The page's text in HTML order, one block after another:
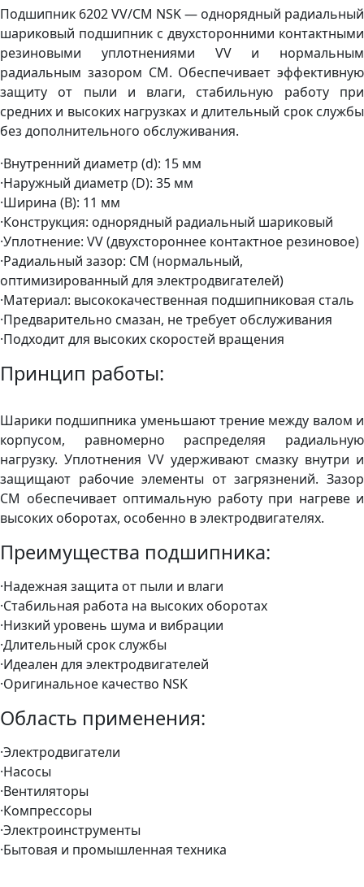
Подшипник 6202 VV/CM NSK — однорядный радиальный
шариковый подшипник с двухсторонними контактными
резиновыми уплотнениями VV и нормальным
радиальным зазором CM. Обеспечивает эффективную
защиту от пыли и влаги, стабильную работу при
средних и высоких нагрузках и длительный срок службы
без дополнительного обслуживания.
·Внутренний диаметр (d): 15 мм
·Наружный диаметр (D): 35 мм
·Ширина (B): 11 мм
·Конструкция: однорядный радиальный шариковый
·Уплотнение: VV (двухстороннее контактное резиновое)
·Радиальный зазор: CM (нормальный,
оптимизированный для электродвигателей)
·Материал: высококачественная подшипниковая сталь
·Предварительно смазан, не требует обслуживания
·Подходит для высоких скоростей вращения
Принцип работы:
Шарики подшипника уменьшают трение между валом и
корпусом, равномерно распределяя радиальную
нагрузку. Уплотнения VV удерживают смазку внутри и
защищают рабочие элементы от загрязнений. Зазор
CM обеспечивает оптимальную работу при нагреве и
высоких оборотах, особенно в электродвигателях.
Преимущества подшипника:
·Надежная защита от пыли и влаги
·Стабильная работа на высоких оборотах
·Низкий уровень шума и вибрации
·Длительный срок службы
·Идеален для электродвигателей
·Оригинальное качество NSK
Область применения:
·Электродвигатели
·Насосы
·Вентиляторы
·Компрессоры
·Электроинструменты
·Бытовая и промышленная техника